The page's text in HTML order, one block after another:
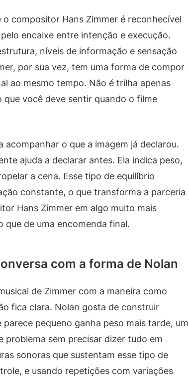
compositor Hans Zimmer é reconhecível
encaixe entre intenção e execução.
níveis de informação e sensação
por sua vez, tem uma forma de compor
ao mesmo tempo. Não é trilha apenas
você deve sentir quando o filme
acompanhar o que a imagem já declarou.
ajuda a declarar antes. Ela indica peso,
a cena. Esse tipo de equilíbrio
constante, o que transforma a parceria
Hans Zimmer em algo muito mais
de uma encomenda final.
com a forma de Nolan
de Zimmer com a maneira como
fica clara. Nolan gosta de construir
pequeno ganha peso mais tarde, um
problema sem precisar dizer tudo em
sonoras que sustentam esse tipo de
e usando repetições com variações